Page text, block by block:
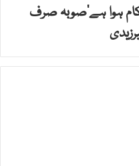
ہوا ہے‘صوبہ صرف